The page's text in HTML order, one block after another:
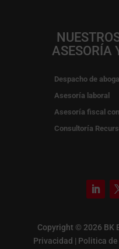
ASESORÍA
Despacho de
Asesoría laboral
Asesoría fiscal
Consultoría
Copyright © 2026 BK
Privacidad | Politica